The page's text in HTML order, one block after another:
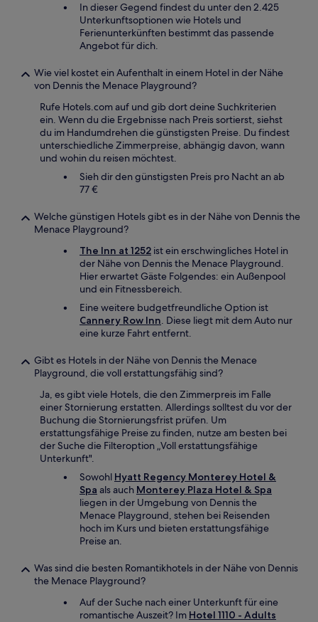
In dieser Gegend findest du unter den 2.425
Unterkunftsoptionen wie Hotels und
Ferienunterkünften bestimmt das passende
Angebot für dich.
Wie viel kostet ein Aufenthalt in einem Hotel in der Nähe
von Dennis the Menace Playground?
Rufe Hotels.com auf und gib dort deine Suchkriterien
ein. Wenn du die Ergebnisse nach Preis sortierst, siehst
du im Handumdrehen die günstigsten Preise. Du findest
unterschiedliche Zimmerpreise, abhängig davon, wann
und wohin du reisen möchtest.
Sieh dir den günstigsten Preis pro Nacht an ab
77 €
Welche günstigen Hotels gibt es in der Nähe von Dennis the
Menace Playground?
The Inn at 1252 ist ein erschwingliches Hotel in
der Nähe von Dennis the Menace Playground.
Hier erwartet Gäste Folgendes: ein Außenpool
und ein Fitnessbereich.
Eine weitere budgetfreundliche Option ist
Cannery Row Inn. Diese liegt mit dem Auto nur
eine kurze Fahrt entfernt.
Gibt es Hotels in der Nähe von Dennis the Menace
Playground, die voll erstattungsfähig sind?
Ja, es gibt viele Hotels, die den Zimmerpreis im Falle
einer Stornierung erstatten. Allerdings solltest du vor der
Buchung die Stornierungsfrist prüfen. Um
erstattungsfähige Preise zu finden, nutze am besten bei
der Suche die Filteroption „Voll erstattungsfähige
Unterkunft".
Sowohl Hyatt Regency Monterey Hotel &
Spa als auch Monterey Plaza Hotel & Spa
liegen in der Umgebung von Dennis the
Menace Playground, stehen bei Reisenden
hoch im Kurs und bieten erstattungsfähige
Preise an.
Was sind die besten Romantikhotels in der Nähe von Dennis
the Menace Playground?
Auf der Suche nach einer Unterkunft für eine
romantische Auszeit? Im Hotel 1110 - Adults